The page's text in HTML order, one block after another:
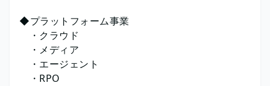
◆プラットフォーム事業
・クラウド
・メディア
・エージェント
・RPO